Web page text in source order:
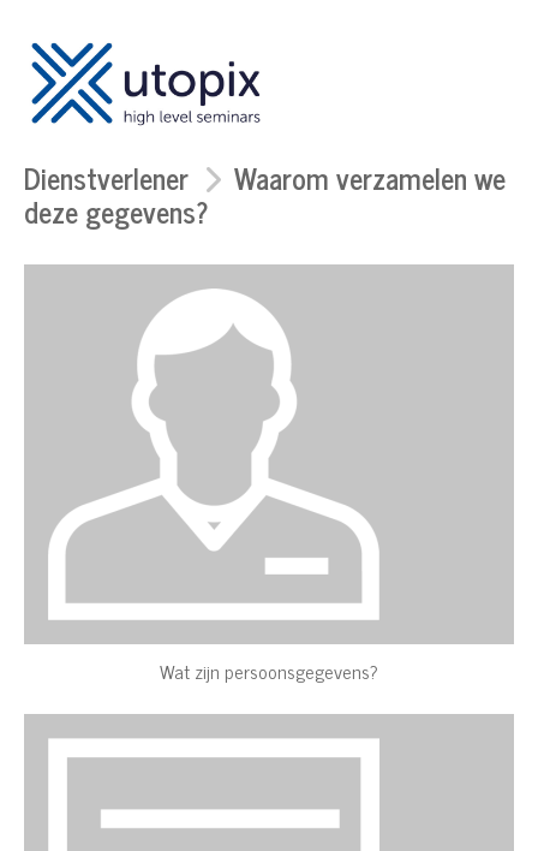
Dienstverlener Waarom verzamelen we
deze gegevens?
Wat zijn persoonsgegevens?